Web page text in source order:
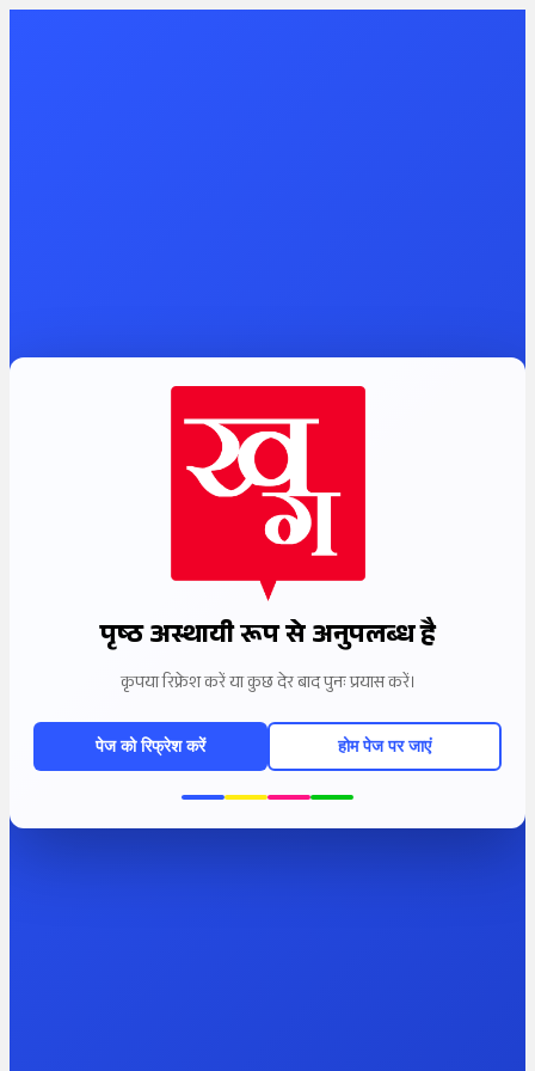
पृष्ठ अस्थायी रूप से अनुपलब्ध है
कृपया रिफ्रेश करें या कुछ देर बाद पुनः प्रयास करें।
पेज को रिफ्रेश करें होम पेज पर जाएं